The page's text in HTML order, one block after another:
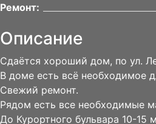
Ремонт:
Описание
Сдаётся хороший дом, по ул.
В доме есть всё необходимое
Свежий ремонт.
Рядом есть все необходимые
До Курортного бульвара 10-15